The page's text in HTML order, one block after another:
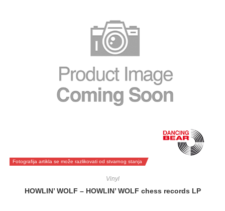
Fotografija artikla se može razlikovati od stvarnog stanja
Vinyl
HOWLIN’ WOLF – HOWLIN’ WOLF chess records LP